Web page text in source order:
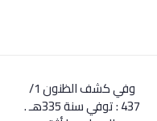
وفي كشف الظنون 1/
437 : توفي سنة 335هـ .